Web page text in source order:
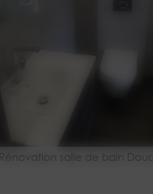
Rénovation salle de bain Douai